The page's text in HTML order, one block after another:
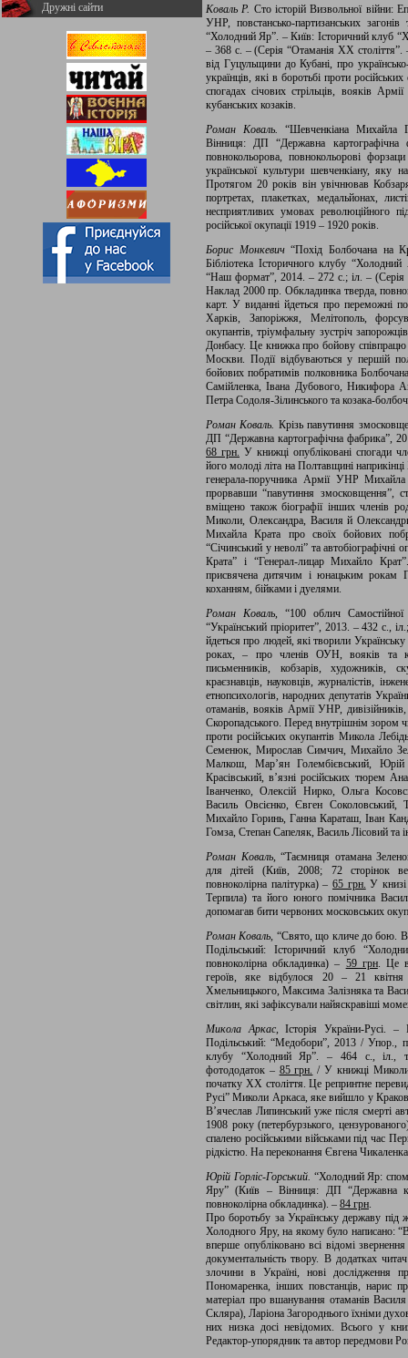
Дружні сайти
Коваль Р. Сто історій Визвольної війни:
УНР, повстансько-партизанських
“Холодний Яр”. – Київ: Історичний клуб
– 368 с. – (Серія “Отаманія ХХ
від Гуцульщини до Кубані, про
українців, які в боротьбі проти
спогадах січових стрільців, вояків
кубанських козаків.
Роман Коваль. “Шевченкіана Михайла
Вінниця: ДП “Державна
повнокольорова, повнокольорові
української культури шевченкіану,
Протягом 20 років він увічнював
портретах, плакетках, медальйонах,
несприятливих умовах революційного
російської окупації 1919 – 1920 років.
Борис Монкевич“Похід Болбочана на
Бібліотека Історичного клубу
“Наш формат”, 2014. – 272 с.; іл. –
Наклад 2000 пр. Обкладинка тверда,
карт. У виданні йдеться про переможні
Харків, Запоріжжя, Мелітополь,
окупантів, тріумфальну зустріч
Донбасу. Це книжка про бойову співпрацю
Москви. Події відбуваються у першій
бойових побратимів полковника
Самійленка, Івана Дубового, Никифора
Петра Содоля-Зілинського та козака-
Роман Коваль. Крізь павутиння
ДП “Державна картографічна фабрика”,
68 грн. У книжці опубліковані спогади
його молоді літа на Полтавщині
генерала-поручника Армії УНР
прорвавши “павутиння змосковщення”,
вміщено також біографії інших членів
Миколи, Олександра, Василя й
Михайла Крата про своїх бойових
“Січинський у неволі” та
Крата” і “Генерал-лицар Михайло
присвячена дитячим і юнацьким рокам
коханням, бійками і дуелями.
Роман Коваль, “100 облич
“Український пріоритет”, 2013. – 432 с.,
йдеться про людей, які творили
роках, – про членів ОУН, вояків та
письменників, кобзарів, художників,
краєзнавців, науковців, журналістів,
етнопсихологів, народних депутатів
отаманів, вояків Армії УНР,
Скоропадського. Перед внутрішнім зором
проти російських окупантів Микола
Семенюк, Мирослав Симчич, Михайло
Малкош, Мар’ян Голембієвський,
Красівський, в’язні російських тюрем
Іванченко, Олексій Нирко, Ольга
Василь Овсієнко, Євген Соколовський,
Михайло Горинь, Ганна Караташ, Іван
Гомза, Степан Сапеляк, Василь Лісовий та
Роман Коваль, “Таємниця отамана
для дітей (Київ, 2008; 72 сторінок
повноколірна палітурка) – 65 грн. У книзі
Терпила) та його юного помічника
допомагав бити червоних московських
Роман Коваль, “Свято, що кличе до бою.
Подільський: Історичний клуб
повноколірна обкладинка) – 59 грн. Це
героїв, яке відбулося 20 – 21
Хмельницького, Максима Залізняка та
світлин, які зафіксували найяскравіші
Микола Аркас, Історія України-Русі.
Подільський: “Медобори”, 2013 / Упор.,
клубу “Холодний Яр”. – 464 с., іл.,
фотододаток – 85 грн. / У книжці Миколи
початку ХХ століття. Це репринтне
Русі” Миколи Аркаса, яке вийшло у
В’ячеслав Липинський уже після смерті
1908 року (петербурзького,
спалено російськими військами під час
рідкістю. На переконання Євгена
Юрій Горліс-Горський. “Холодний Яр:
Яру” (Київ – Вінниця: ДП “Державна
повноколірна обкладинка). – 84 грн.
Про боротьбу за Українську державу
Холодного Яру, на якому було написано:
вперше опубліковано всі відомі
документальність твору. В додатках
злочини в Україні, нові дослідження
Пономаренка, інших повстанців, нарис
матеріал про вшанування отаманів
Скляра), Ларіона Загороднього їхніми
них низка досі невідомих. Всього у
Редактор-упорядник та автор передмови